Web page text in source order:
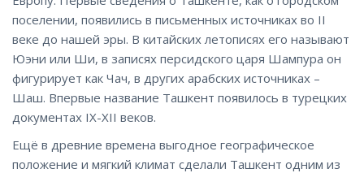
поселении, появились в письменных источниках во II
веке до нашей эры. В китайских летописях его называют
Юэни или Ши, в записях персидского царя Шампура он
фигурирует как Чач, в других арабских источниках –
Шаш. Впервые название Ташкент появилось в турецких
документах IX-XII веков.
Ещё в древние времена выгодное географическое
положение и мягкий климат сделали Ташкент одним из